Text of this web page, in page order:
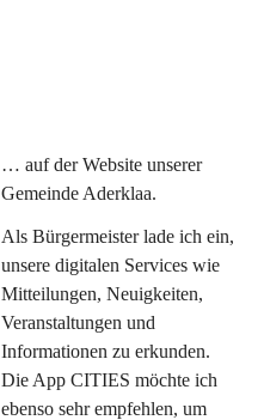
… auf der Website unserer
Gemeinde Aderklaa.
Als Bürgermeister lade ich ein,
unsere digitalen Services wie
Mitteilungen, Neuigkeiten,
Veranstaltungen und
Informationen zu erkunden.
Die App CITIES möchte ich
ebenso sehr empfehlen, um